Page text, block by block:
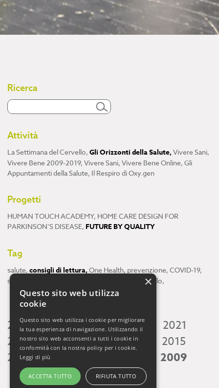
Ricerca
Attività
La Settimana del Cervello, Gli Orizzonti della Salute,Vivere Sani,
Vivere Bene 2009-2019, Vivere Sani, Vivere Bene Online, Gli
Appuntamenti della Salute, Il Respiro di Oxy.gen
Progetti
HUMAN TOUCH ACADEMY, HOME CARE DESIGN FOR
PARKINSON’S DISEASE, FUTURE BY QUALITY
Tag
salute, consigli di lettura,One Health, prevenzione, COVID-19,
scienza
cervello,
2026 2025 2024 2023 2022
2021
2020 2019 2018 2017 2016
2015
2014 2013 2009
×
Questo sito web utilizza
cookie
Questo sito web utilizza i cookie per migliorare
la tua esperienza di navigazione. Utilizzando il
nostro sito web acconsenti a tutti i cookie in
conformità con la nostra policy per i cookie.
Leggi di più
ACCETTA TUTTO RIFIUTA TUTTO